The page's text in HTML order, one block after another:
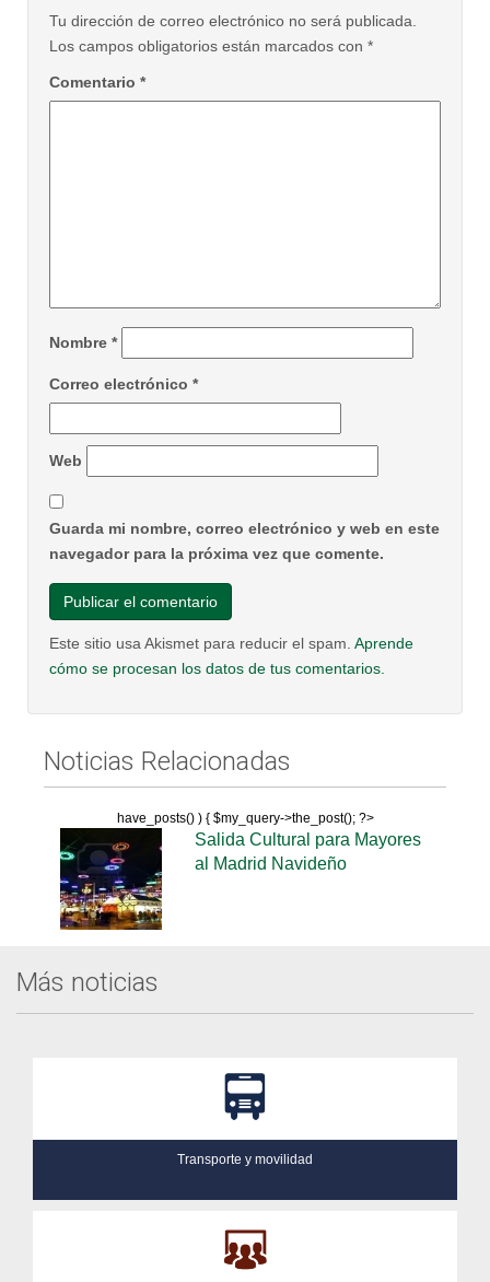
Tu dirección de correo electrónico no será publicada.
Los campos obligatorios están marcados con *
Comentario *
Nombre *
Correo electrónico *
Web
Guarda mi nombre, correo electrónico y web en este
navegador para la próxima vez que comente.
Este sitio usa Akismet para reducir el spam. Aprende
cómo se procesan los datos de tus comentarios.
Noticias Relacionadas
have_posts() ) { $my_query->the_post(); ?>
Salida Cultural para Mayores
al Madrid Navideño
Más noticias
Transporte y movilidad